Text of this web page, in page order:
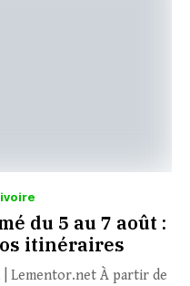
du 5 au 7 août :
itinéraires
| Lementor.net À partir de